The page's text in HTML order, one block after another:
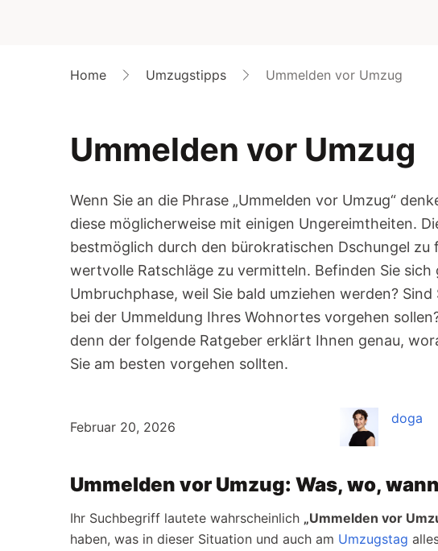
Home Umzugstipps Ummelden vor Umzug
Ummelden vor Umzug
Wenn Sie an die Phrase „Ummelden vor Umzug“
diese möglicherweise mit einigen Ungereimtheiten.
bestmöglich durch den bürokratischen Dschungel zu
wertvolle Ratschläge zu vermitteln. Befinden Sie sich
Umbruchphase, weil Sie bald umziehen werden? Sind
bei der Ummeldung Ihres Wohnortes vorgehen
denn der folgende Ratgeber erklärt Ihnen genau,
Sie am besten vorgehen sollten.
Februar 20, 2026
doga
Ummelden vor Umzug: Was, wo,
Ihr Suchbegriff lautete wahrscheinlich „Ummelden vor
haben, was in dieser Situation und auch am Umzugstag